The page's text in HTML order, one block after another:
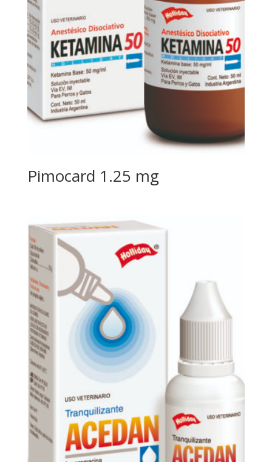
Pimocard 1.25 mg